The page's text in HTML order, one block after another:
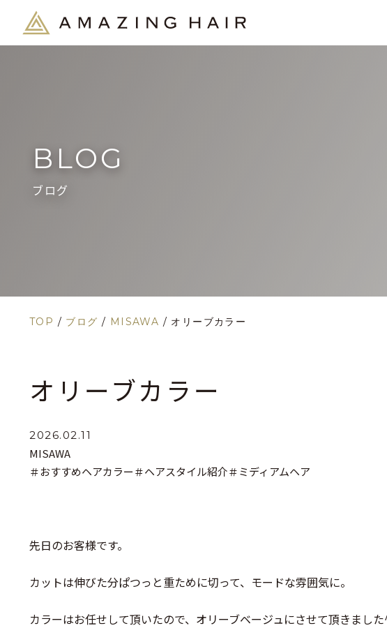
BLOG
ブログ
TOP / ブログ / MISAWA / オリーブカラー
オリーブカラー
2026.02.11
MISAWA
＃おすすめヘアカラー＃ヘアスタイル紹介＃ミディアムヘア
先日のお客様です。
カットは伸びた分ぱつっと重ために切って、モードな雰囲気に。
カラーはお任せして頂いたので、オリーブベージュにさせて頂きまし